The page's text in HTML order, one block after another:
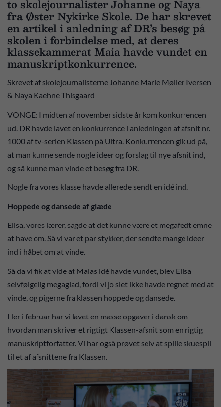
to skolejournalister Johanne og Naya
fra Øster Nykirke Skole. De har skrevet
en artikel i anledning af DR’s besøg på
skolen i forbindelse med, at deres
klassekammerat Maia havde vundet en
manuskriptkonkurrence.
Skrevet af skolejournalisterne Johanne Marie Møller Iversen
& Naya Kaehne Thisgaard
VONGE: I midten af november sidste år kom konkurrencen
ud. DR havde lavet en konkurrence i anledningen af afsnit nr.
1000 af tv-serien Klassen på Ultra. Konkurrencen gik ud på,
at man kunne sende nogle ideer og forslag til nye afsnit ind,
og så kunne man vinde et besøg fra DR.
Nogle fra vores klasse havde allerede sendt en idé ind.
Hoppede og dansede af glæde
Elisa, vores lærer, sagde at det kunne være et megafedt emne
at have om. Så vi var et par stykker, der sendte mange ideer
ind i håbet om at vinde.
Så da vi fik at vide at Maias idé havde vundet, blev Elisa
selvfølgelig megaglad, fordi vi jo slet ikke havde regnet med at
vinde, og pigerne fra klassen hoppede og dansede.
Her i februar har vi lavet en masse opgaver i dansk om
hvordan man skriver et rigtigt Klassen-afsnit som en rigtig
manuskriptforfatter. Vi har også prøvet selv at spille skuespil
til et af afsnittene fra Klassen.